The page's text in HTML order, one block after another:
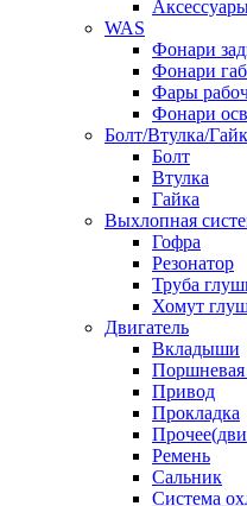
WAS
Фонари
Фонари
Фары
Фонари
Болт/Втулка/
Болт
Втулка
Гайка
Выхлопная
Гофра
Резонатор
Труба
Хомут
Двигатель
Вкладыши
Поршневая
Привод
Прокладка
Ремень
Сальник
Система